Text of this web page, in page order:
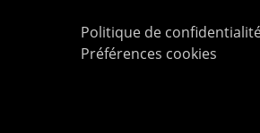
Politique de
Préférences cookies